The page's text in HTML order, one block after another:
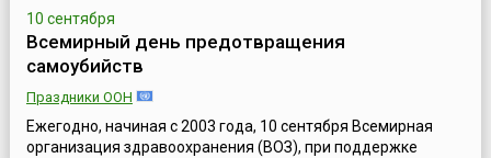
10 сентября
Всемирный день предотвращения
самоубийств
Праздники ООН
Ежегодно, начиная с 2003 года, 10 сентября Всемирная
организация здравоохранения (ВОЗ), при поддержке